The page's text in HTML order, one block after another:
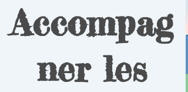
Accompag
ner les